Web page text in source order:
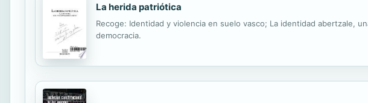
La herida patriótica
Recoge: Identidad y violencia en suelo vasco; La identidad abertzale,
democracia.